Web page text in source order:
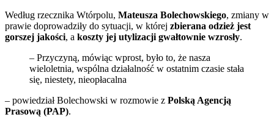
Według rzecznika Wtórpolu, Mateusza Bolechowskiego, zmiany w
prawie doprowadziły do sytuacji, w której zbierana odzież jest
gorszej jakości, a koszty jej utylizacji gwałtownie wzrosły.
– Przyczyną, mówiąc wprost, było to, że nasza
wieloletnia, wspólna działalność w ostatnim czasie stała
się, niestety, nieopłacalna
– powiedział Bolechowski w rozmowie z Polską Agencją
Prasową (PAP).